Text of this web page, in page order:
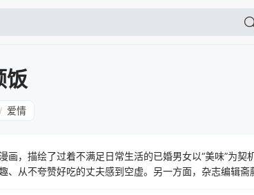
饭
/ 爱情
画，描绘了过着不满足日常生活的已婚男女以“美味”为
、从不夸赞好吃的丈夫感到空虚。另一方面，杂志编辑